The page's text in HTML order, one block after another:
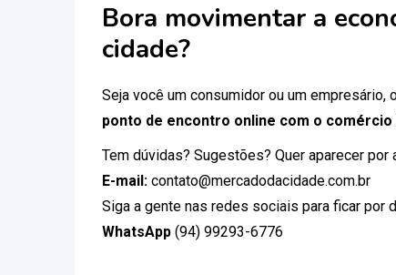
Bora movimentar a
cidade?
Seja você um consumidor ou um empresário,
ponto de encontro online com o comércio
Tem dúvidas? Sugestões? Quer aparecer por
E-mail: contato@mercadodacidade.com.br
Siga a gente nas redes sociais para ficar por
WhatsApp (94) 99293-6776